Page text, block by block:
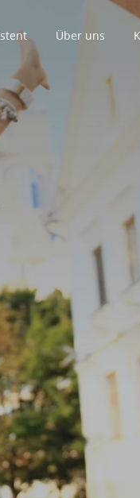
Über uns